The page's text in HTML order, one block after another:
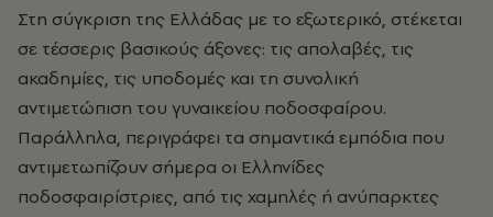
Στη σύγκριση της Ελλάδας με το εξωτερικό, στέκεται
σε τέσσερις βασικούς άξονες: τις απολαβές, τις
ακαδημίες, τις υποδομές και τη συνολική
αντιμετώπιση του γυναικείου ποδοσφαίρου.
Παράλληλα, περιγράφει τα σημαντικά εμπόδια που
αντιμετωπίζουν σήμερα οι Ελληνίδες
ποδοσφαιρίστριες, από τις χαμηλές ή ανύπαρκτες